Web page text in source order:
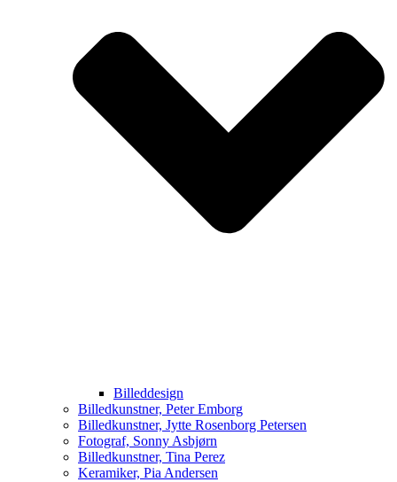
Billeddesign
Billedkunstner, Peter Emborg
Billedkunstner, Jytte Rosenborg Petersen
Fotograf, Sonny Asbjørn
Billedkunstner, Tina Perez
Keramiker, Pia Andersen